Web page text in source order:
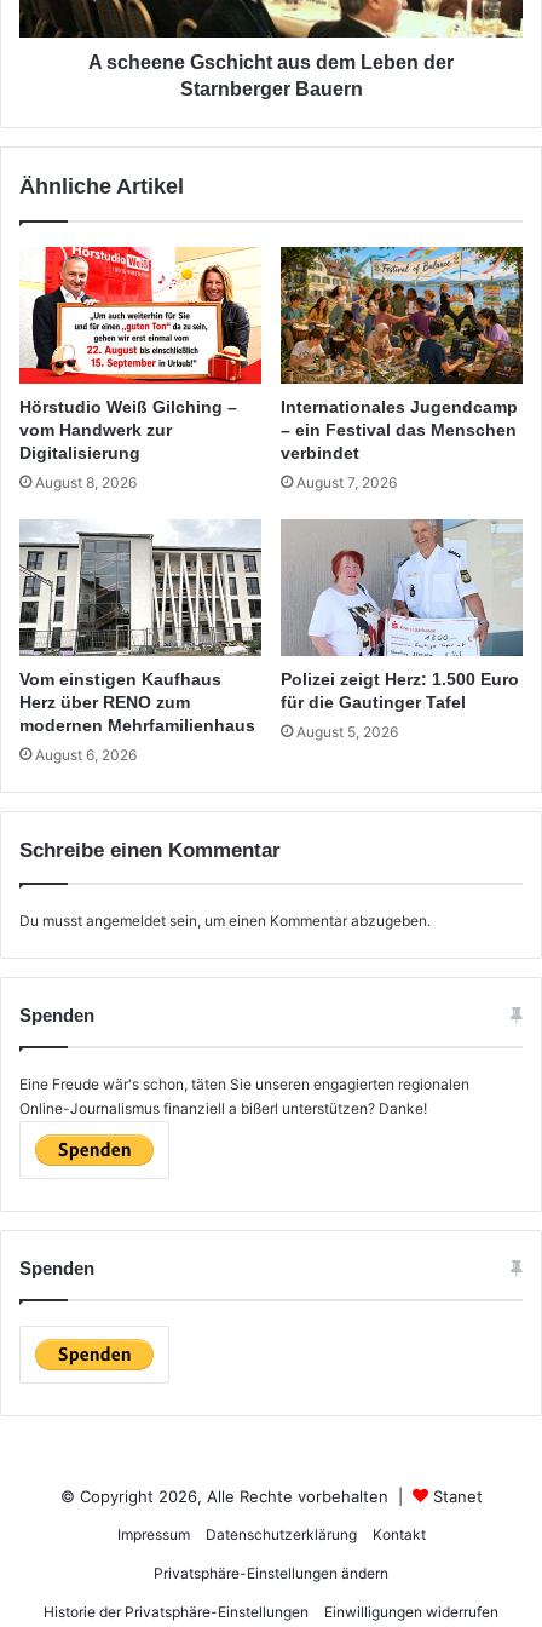
Starnberger
Bauern
A scheene Gschicht aus dem Leben der
Starnberger Bauern
Ähnliche Artikel
Hörstudio Weiß Gilching –
vom Handwerk zur
Digitalisierung
August 8, 2026
Internationales Jugendcamp
– ein Festival das Menschen
verbindet
August 7, 2026
Vom einstigen Kaufhaus
Herz über RENO zum
modernen Mehrfamilienhaus
August 6, 2026
Polizei zeigt Herz: 1.500 Euro
für die Gautinger Tafel
August 5, 2026
Schreibe einen Kommentar
Du musst angemeldet sein, um einen Kommentar abzugeben.
Spenden
Eine Freude wär's schon, täten Sie unseren engagierten regionalen
Online-Journalismus finanziell a bißerl unterstützen? Danke!
Spenden
© Copyright 2026, Alle Rechte vorbehalten | Stanet
Impressum Datenschutzerklärung Kontakt
Privatsphäre-Einstellungen ändern
Historie der Privatsphäre-Einstellungen Einwilligungen widerrufen